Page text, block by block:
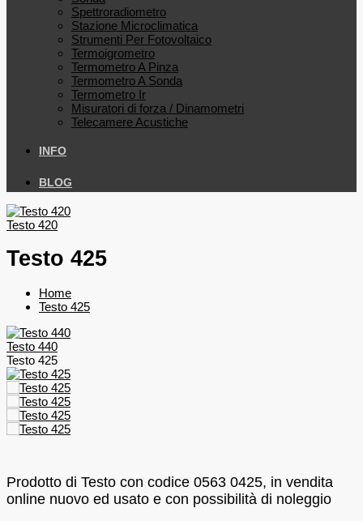
Spettroradiometro
Stazione Microclimatica
Strumenti Per Fotovoltaico
Termoigrometro
Termometro A Pinza
Termometro A Sonda
Termometro Ir
Misuratori di forza / Dinamometri
Telecamere Acustiche
INFO
BLOG
Testo 420
Testo 425
Home
Testo 425
Testo 440
Testo 425
Prodotto di Testo con codice 0563 0425, in vendita
online nuovo ed usato e con possibilità di noleggio